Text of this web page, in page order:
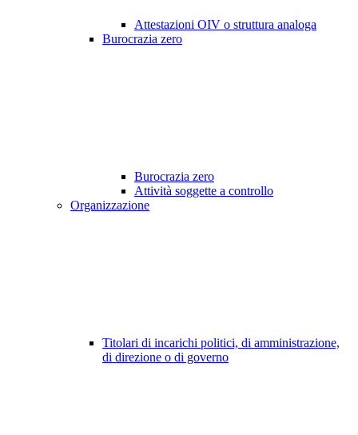
Attestazioni OIV o struttura analoga
Burocrazia zero
Burocrazia zero
Attività soggette a controllo
Organizzazione
Titolari di incarichi politici, di amministrazione,
di direzione o di governo